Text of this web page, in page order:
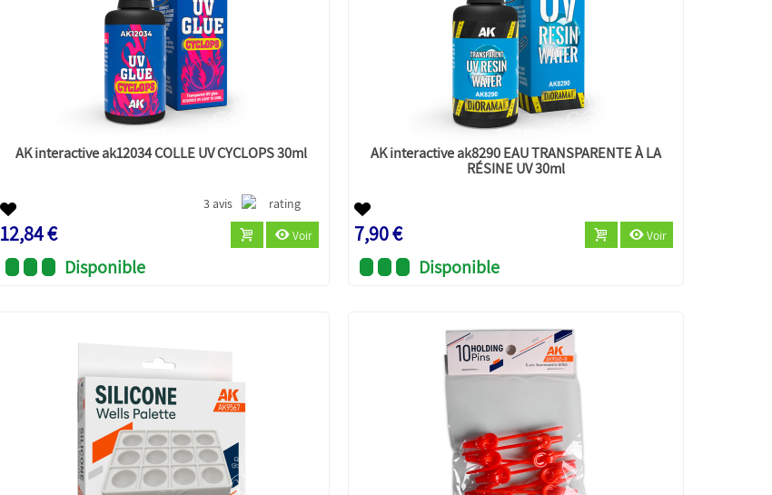
AK interactive ak12034 COLLE UV CYCLOPS 30ml
3 avis
12,84 € Voir
Disponible
AK interactive ak8290 EAU TRANSPARENTE À LA
RÉSINE UV 30ml
7,90 € Voir
Disponible